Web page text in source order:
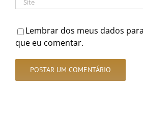
Lembrar dos meus dados
que eu comentar.